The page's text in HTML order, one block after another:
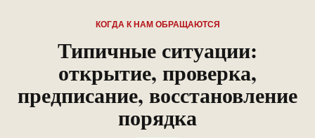
КОГДА К НАМ ОБРАЩАЮТСЯ
Типичные ситуации:
открытие, проверка,
предписание, восстановление
порядка